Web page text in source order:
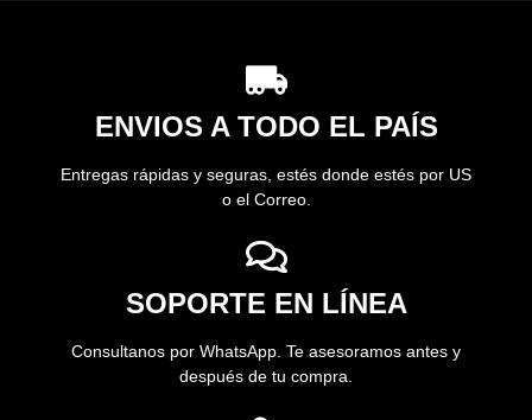
ENVIOS A TODO EL PAÍS
Entregas rápidas y seguras, estés donde estés por US
o el Correo.
SOPORTE EN LÍNEA
Consultanos por WhatsApp. Te asesoramos antes y
después de tu compra.